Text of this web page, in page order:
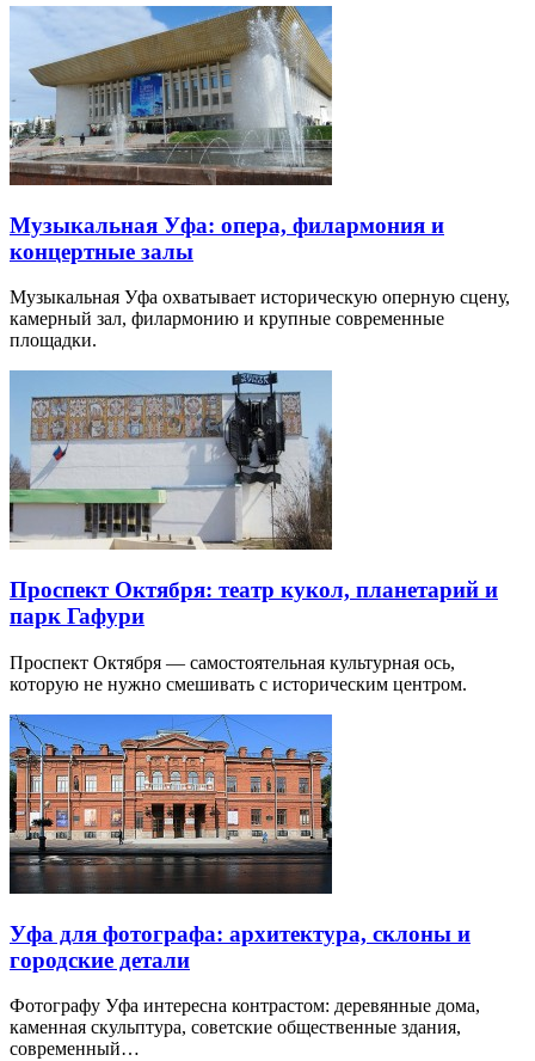
Музыкальная Уфа: опера, филармония и
концертные залы
Музыкальная Уфа охватывает историческую оперную сцену,
камерный зал, филармонию и крупные современные
площадки.
Проспект Октября: театр кукол, планетарий и
парк Гафури
Проспект Октября — самостоятельная культурная ось,
которую не нужно смешивать с историческим центром.
Уфа для фотографа: архитектура, склоны и
городские детали
Фотографу Уфа интересна контрастом: деревянные дома,
каменная скульптура, советские общественные здания,
современный…